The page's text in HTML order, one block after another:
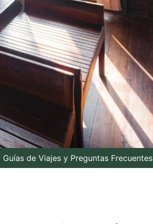
Guías de Viajes y Preguntas Frecuentes